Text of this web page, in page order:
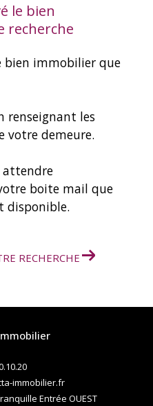
le bien
recherche
bien immobilier que
renseignant les
votre demeure.
attendre
boite mail que
disponible.
RECHERCHE
immobilier.fr
Entrée OUEST